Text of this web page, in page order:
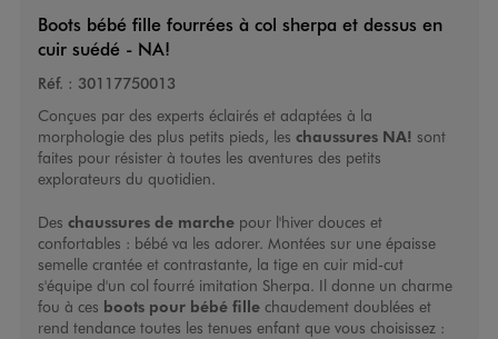
Boots bébé fille fourrées à col sherpa et dessus en
cuir suédé - NA!
Réf. : 30117750013
Conçues par des experts éclairés et adaptées à la
morphologie des plus petits pieds, les chaussures NA! sont
faites pour résister à toutes les aventures des petits
explorateurs du quotidien.
Des chaussures de marchepour l'hiver douces et
confortables : bébé va les adorer. Montées sur une épaisse
semelle crantée et contrastante, la tige en cuir mid-cut
s'équipe d'un col fourré imitation Sherpa. Il donne un charme
fou à ces boots pour bébé fillechaudement doublées et
rend tendance toutes les tenues enfant que vous choisissez :